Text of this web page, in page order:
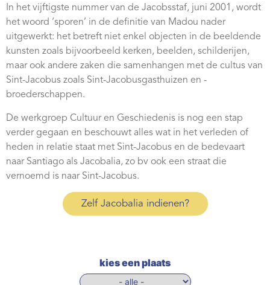
Agenda
Webshop
Contact
In het vijftigste nummer van de Jacobsstaf, juni 2001, wordt
het woord ‘sporen’ in de definitie van Madou nader
uitgewerkt: het betreft niet enkel objecten in de beeldende
kunsten zoals bijvoorbeeld kerken, beelden, schilderijen,
maar ook andere zaken die samenhangen met de cultus van
Sint-Jacobus zoals Sint-Jacobusgasthuizen en -
broederschappen.
De werkgroep Cultuur en Geschiedenis is nog een stap
verder gegaan en beschouwt alles wat in het verleden of
heden in relatie staat met Sint-Jacobus en de bedevaart
naar Santiago als Jacobalia, zo bv ook een straat die
vernoemd is naar Sint-Jacobus.
Zelf Jacobalia indienen?
kies een plaats